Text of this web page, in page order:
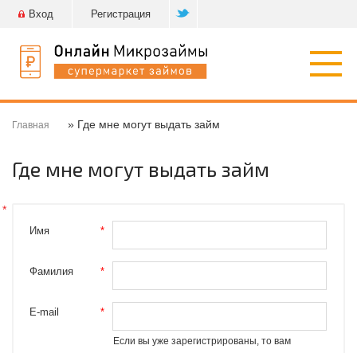
Вход Регистрация
Главная » Где мне могут выдать займ
Где мне могут выдать займ
Имя *
Фамилия *
E-mail *
Если вы уже зарегистрированы, то вам